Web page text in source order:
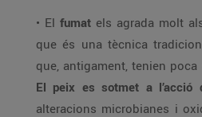
• El fumat els agrada molt
que és una tècnica
que, antigament, tenien
El peix es sotmet a l’acció
alteracions microbianes i